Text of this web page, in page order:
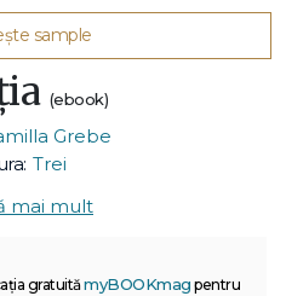
sample
(ebook)
Grebe
Trei
mai mult
gratuitămyBOOKmag pentru